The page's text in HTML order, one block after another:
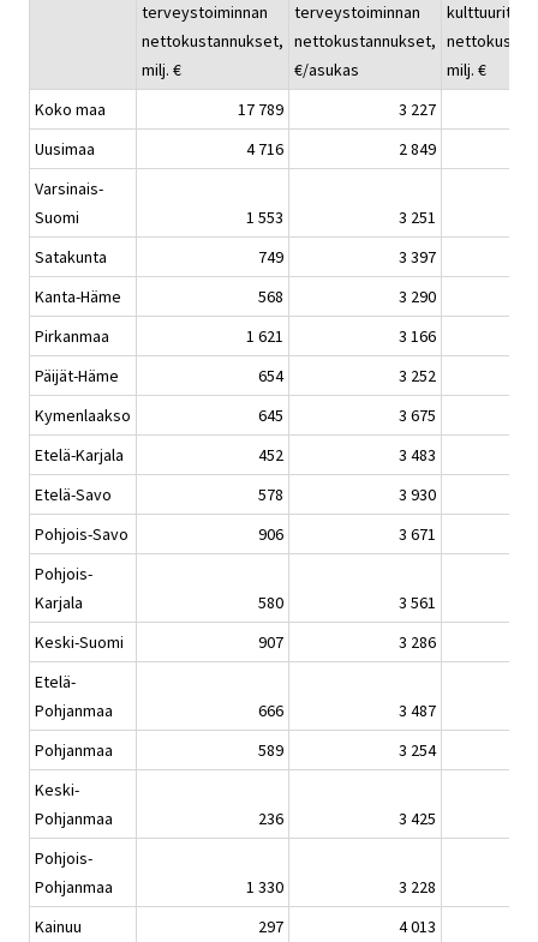
terveystoiminnan
nettokustannukset,
milj. €
terveystoiminnan
nettokustannukset,
€/asukas
milj. €
Koko maa
17 789
3 227
Uusimaa
4 716
2 849
Varsinais-
Suomi
1 553
3 251
Satakunta
749
3 397
Kanta-Häme
568
3 290
Pirkanmaa
1 621
3 166
Päijät-Häme
654
3 252
Kymenlaakso
645
3 675
Etelä-Karjala
452
3 483
Etelä-Savo
578
3 930
Pohjois-Savo
906
3 671
Pohjois-
Karjala
580
3 561
Keski-Suomi
907
3 286
Etelä-
Pohjanmaa
666
3 487
Pohjanmaa
589
3 254
Keski-
Pohjanmaa
236
3 425
Pohjois-
Pohjanmaa
1 330
3 228
Kainuu
297 4 013